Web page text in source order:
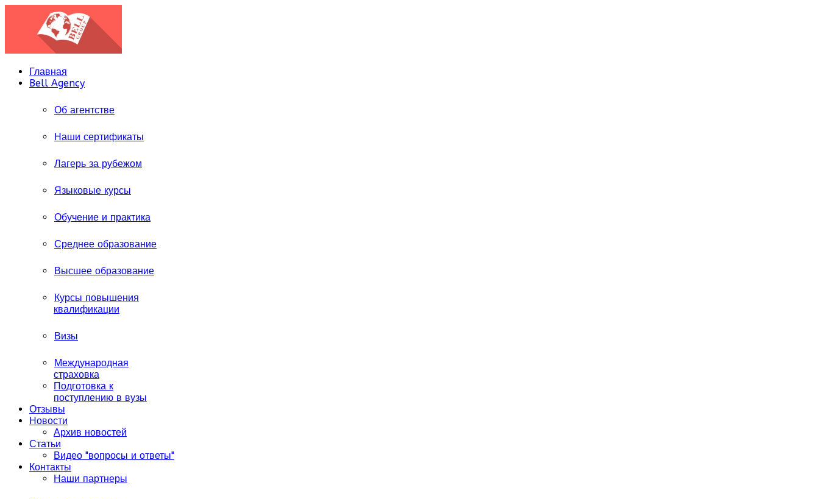
Главная
Bell Agency
Об агентстве
Наши сертификаты
Лагерь за рубежом
Языковые курсы
Обучение и практика
Среднее образование
Высшее образование
Курсы повышения
квалификации
Визы
Международная
страховка
Подготовка к
поступлению в вузы
Отзывы
Новости
Архив новостей
Статьи
Видео "вопросы и ответы"
Контакты
Наши партнеры